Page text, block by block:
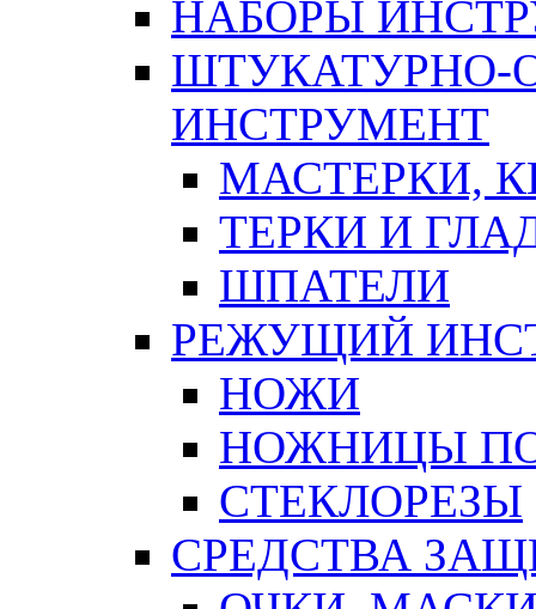
НАБОРЫ
ШТУКАТУРНО-
ИНСТРУМЕНТ
МАСТЕРКИ,
ТЕРКИ И
ШПАТЕЛИ
РЕЖУЩИЙ
НОЖИ
НОЖНИЦЫ
СТЕКЛОРЕЗЫ
СРЕДСТВА